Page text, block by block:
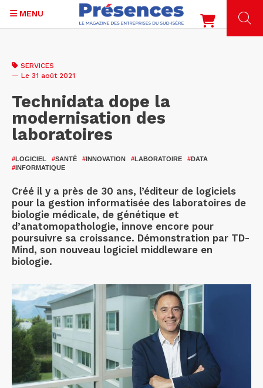
contenu
MENU
SERVICES
— Le 31 août 2021
Technidata dope la
modernisation des
laboratoires
#LOGICIEL #SANTÉ #INNOVATION #LABORATOIRE #DATA
#INFORMATIQUE
Créé il y a près de 30 ans, l’éditeur de logiciels
pour la gestion informatisée des laboratoires de
biologie médicale, de génétique et
d’anatomopathologie, innove encore pour
poursuivre sa croissance. Démonstration par TD-
Mind, son nouveau logiciel middleware en
biologie.